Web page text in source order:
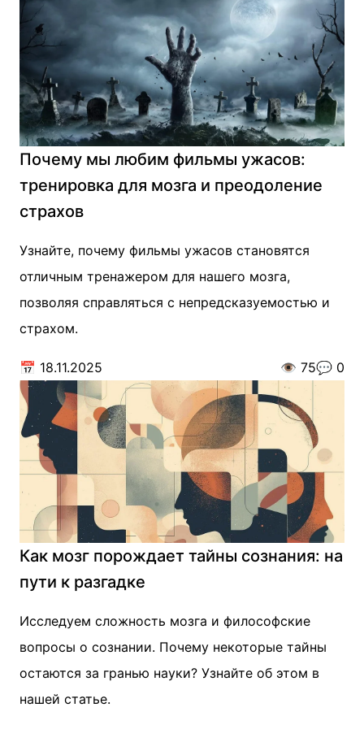
Почему мы любим фильмы ужасов:
тренировка для мозга и преодоление
страхов
Узнайте, почему фильмы ужасов становятся
отличным тренажером для нашего мозга,
позволяя справляться с непредсказуемостью и
страхом.
📅 18.11.2025 👁️ 75💬 0
Как мозг порождает тайны сознания: на
пути к разгадке
Исследуем сложность мозга и философские
вопросы о сознании. Почему некоторые тайны
остаются за гранью науки? Узнайте об этом в
нашей статье.